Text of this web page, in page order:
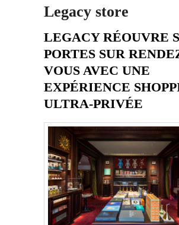
Legacy store
LEGACY RÉOUVRE
PORTES SUR
VOUS AVEC UNE
EXPÉRIENCE
ULTRA-PRIVÉE